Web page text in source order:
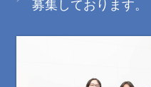
募集しております。